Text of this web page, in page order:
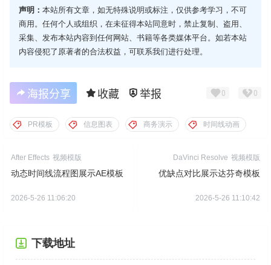
声明： 本站所有文章，如无特殊说明或标注，仅供参考学习，不可
商用。任何个人或组织，在未征得本站同意时，禁止复制、盗用、
采集、发布本站内容到任何网站、书籍等各类媒体平台。如若本站
内容侵犯了原著者的合法权益，可联系我们进行处理。
海报分享 收藏 举报 0 0
PR模板 信息图表 商务演示 时间线动画
After Effects 视频模版
动态时间线流程图展示AE模板
2026-5-26 11:06:20
DaVinci Resolve 视频模版
优缺点对比展示达芬奇模板
2026-5-26 11:10:42
下载地址